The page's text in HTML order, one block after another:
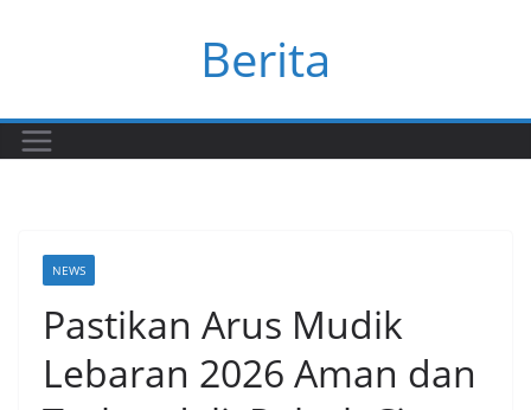
Berita
NEWS
Pastikan Arus Mudik
Lebaran 2026 Aman dan